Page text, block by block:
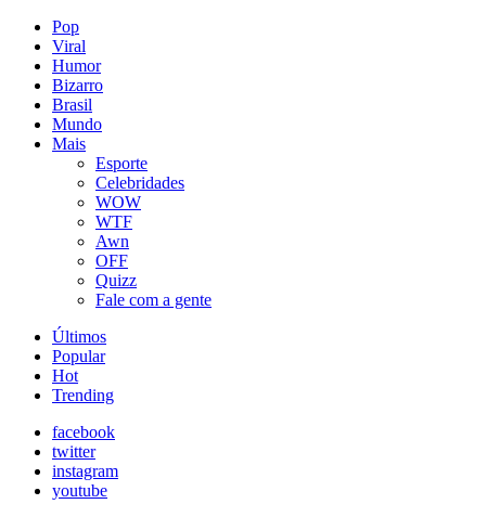
Pop
Viral
Humor
Bizarro
Brasil
Mundo
Mais
Esporte
Celebridades
WOW
WTF
Awn
OFF
Quizz
Fale com a gente
Últimos
Popular
Hot
Trending
facebook
twitter
instagram
youtube